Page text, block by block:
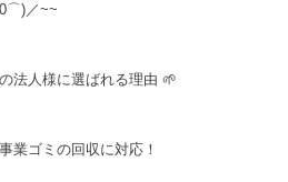
／~~
法人様に選ばれる理由 🌱
業ゴミの回収に対応！